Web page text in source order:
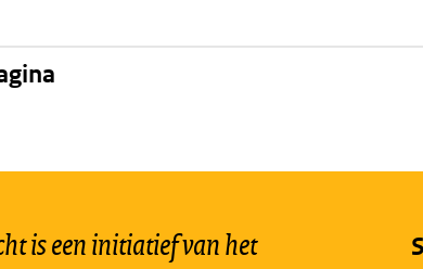
is een initiatief van het